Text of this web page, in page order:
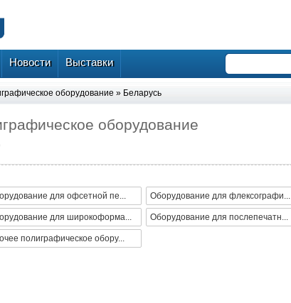
Новости Выставки
оборудование » Беларусь
оборудование
для офсетной пе... Оборудование для флексографи...
для широкоформа... Оборудование для послепечатн...
полиграфическое обору...